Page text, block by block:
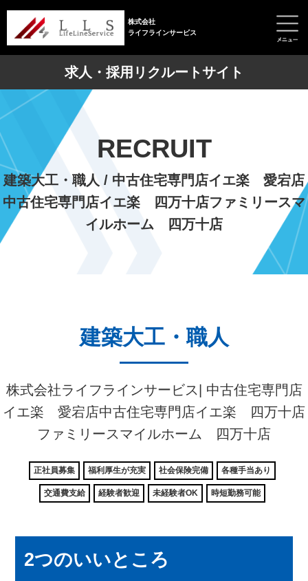
株式会社
ライフラインサービス
求人・採用リクルートサイト
RECRUIT
建築大工・職人 / 中古住宅専門店イエ楽 愛宕店
中古住宅専門店イエ楽 四万十店ファミリースマ
イルホーム 四万十店
建築大工・職人
株式会社ライフラインサービス| 中古住宅専門店
イエ楽 愛宕店中古住宅専門店イエ楽 四万十店
ファミリースマイルホーム 四万十店
正社員募集 福利厚生が充実 社会保険完備 各種手当あり
交通費支給 経験者歓迎 未経験者OK 時短勤務可能
2つのいいところ